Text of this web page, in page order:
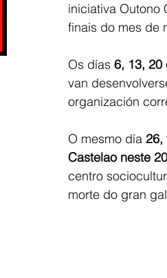
iniciativa Outono
finais do mes de
Os días 6, 13, 20
van
organización
O mesmo día 26,
Castelao neste
centro
morte do gran